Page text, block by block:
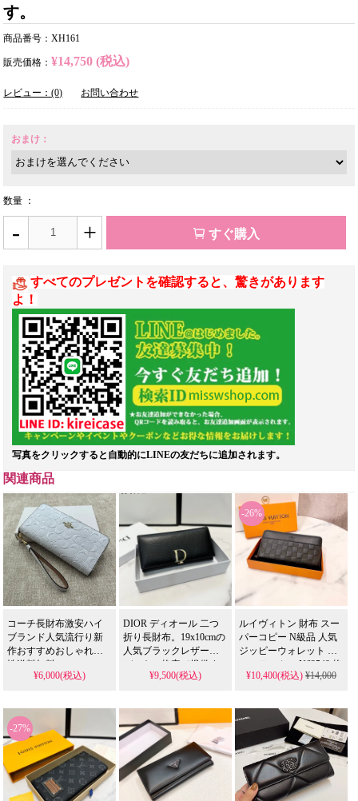
す。
商品番号：XH161
販売価格： ¥14,750 (税込)
レビュー：(0) お問い合わせ
おまけ：
数量 ：
- + すぐ購入
すべてのプレゼントを確認すると、驚きがあります
よ！
写真をクリックすると自動的にLINEの友だちに追加されます。
関連商品
コーチ長財布激安ハイ
ブランド人気流行り新
作おすすめおしゃれ女
性送料無料
¥6,000(税込)
DIOR ディオール 二つ
折り長財布。19x10cmの
人気ブラックレザーモ
デルを、格安で提供す
るスーパーコピーで
富なインテリア収納を
備えた精巧な偽物で
す。レディース専用の
実用的でスタイリッシ
ュなデザインです。
¥9,500(税込)
-26%
ルイヴィトン 財布 スー
パーコピー N級品 人気
ジッピーウォレット ヴ
ェルティカル N63548 格
安。ダミエアンフィニ
ァスナー仕様。2026年
も活躍する実用的な長
財布です。
¥10,400(税込) ¥14,000
-27%